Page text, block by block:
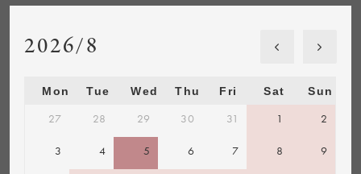
2026/8
Mon Tue Wed Thu Fri Sat Sun
27 28 29 30 31 1 2
3 4 5 6 7 8 9